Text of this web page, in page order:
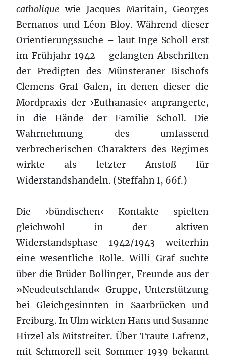
catholique wie Jacques Maritain, Georges
Bernanos und Léon Bloy. Während dieser
Orientierungssuche – laut Inge Scholl erst
im Frühjahr 1942 – gelangten Abschriften
der Predigten des Münsteraner Bischofs
Clemens Graf Galen, in denen dieser die
Mordpraxis der ›Euthanasie‹ anprangerte,
in die Hände der Familie Scholl. Die
Wahrnehmung des umfassend
verbrecherischen Charakters des Regimes
wirkte als letzter Anstoß für
Widerstandshandeln. (Steffahn I, 66f.)
Die ›bündischen‹ Kontakte spielten
gleichwohl in der aktiven
Widerstandsphase 1942/1943 weiterhin
eine wesentliche Rolle. Willi Graf suchte
über die Brüder Bollinger, Freunde aus der
»Neudeutschland«-Gruppe, Unterstützung
bei Gleichgesinnten in Saarbrücken und
Freiburg. In Ulm wirkten Hans und Susanne
Hirzel als Mitstreiter. Über Traute Lafrenz,
mit Schmorell seit Sommer 1939 bekannt